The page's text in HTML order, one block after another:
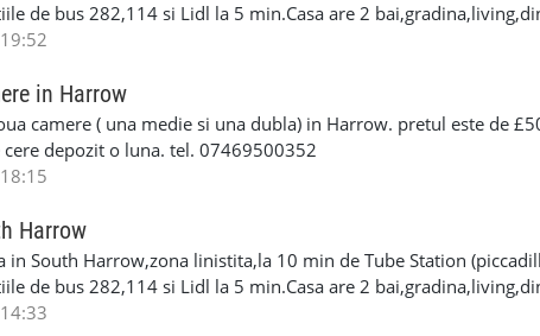
de bus 282,114 si Lidl la 5 min.Casa are 2
este 560£/luna+billuri+o luna depozit. Numar
in Harrow
camere ( una medie si una dubla) in Harrow. pretul este de
depozit o luna. tel. 07469500352
Harrow
in South Harrow,zona linistita,la 10 min de Tube Station
de bus 282,114 si Lidl la 5 min.Casa are 2
este 560£/luna+billuri+o luna depozit. Numar